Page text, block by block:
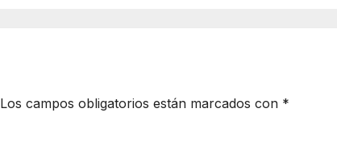
Los campos obligatorios están marcados con *